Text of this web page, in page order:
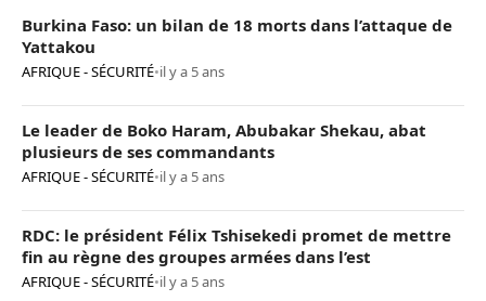
Burkina Faso: un bilan de 18 morts dans l’attaque de
Yattakou
AFRIQUE - SÉCURITÉ•il y a 5 ans
Le leader de Boko Haram, Abubakar Shekau, abat
plusieurs de ses commandants
AFRIQUE - SÉCURITÉ•il y a 5 ans
RDC: le président Félix Tshisekedi promet de mettre
fin au règne des groupes armées dans l’est
AFRIQUE - SÉCURITÉ•il y a 5 ans